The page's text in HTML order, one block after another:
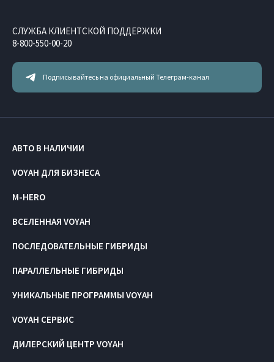
Подписывайтесь на официальный Телеграм-канал
СЛУЖБА КЛИЕНТСКОЙ ПОДДЕРЖКИ
8-800-550-00-20
АВТО В НАЛИЧИИ
VOYAH ДЛЯ БИЗНЕСА
M-HERO
ВСЕЛЕННАЯ VOYAH
ПОСЛЕДОВАТЕЛЬНЫЕ ГИБРИДЫ
ПАРАЛЛЕЛЬНЫЕ ГИБРИДЫ
УНИКАЛЬНЫЕ ПРОГРАММЫ VOYAH
VOYAH СЕРВИС
ДИЛЕРСКИЙ ЦЕНТР VOYAH